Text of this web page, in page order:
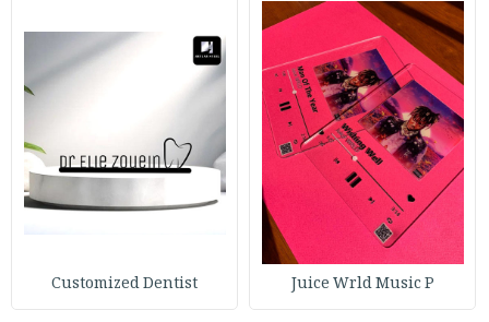
Juice Wrld Music P
Customized Dentist